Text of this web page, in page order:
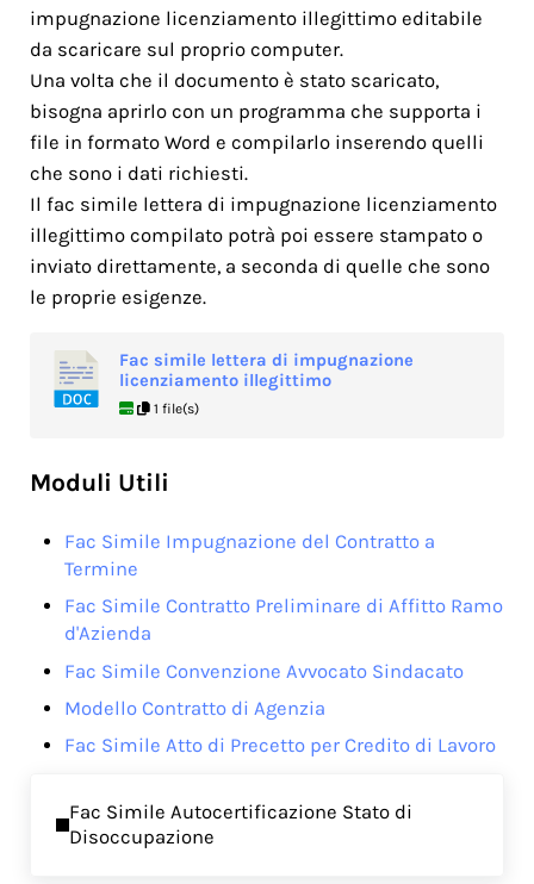
impugnazione licenziamento illegittimo editabile
da scaricare sul proprio computer.
Una volta che il documento è stato scaricato,
bisogna aprirlo con un programma che supporta i
file in formato Word e compilarlo inserendo quelli
che sono i dati richiesti.
Il fac simile lettera di impugnazione licenziamento
illegittimo compilato potrà poi essere stampato o
inviato direttamente, a seconda di quelle che sono
le proprie esigenze.
Fac simile lettera di impugnazione
licenziamento illegittimo
1 file(s)
Moduli Utili
Fac Simile Impugnazione del Contratto a
Termine
Fac Simile Contratto Preliminare di Affitto Ramo
d'Azienda
Fac Simile Convenzione Avvocato Sindacato
Modello Contratto di Agenzia
Fac Simile Atto di Precetto per Credito di Lavoro
Fac Simile Autocertificazione Stato di
Disoccupazione